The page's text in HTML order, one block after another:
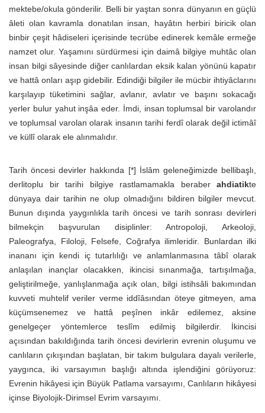
mektebe/okula gönderilir. Belli bir yaştan sonra dünyanın en güçlü
âleti olan kavramla donatılan insan, hayâtın herbiri biricik olan
binbir çeşit hâdiseleri içerisinde tecrübe edinerek kemâle ermeğe
namzet olur. Yaşamını sürdürmesi için daimâ bilgiye muhtâc olan
insan bilgi sâyesinde diğer canlılardan eksik kalan yönünü kapatır
ve hattâ onları aşıp gidebilir. Edindiği bilgiler ile mücbir ihtiyâclarını
karşılayıp tüketimini sağlar, avlanır, avlatır ve başını sokacağı
yerler bulur yahut inşâa eder. İmdi, insan toplumsal bir varolandır
ve toplumsal varolan olarak insanın tarihi ferdî olarak değil ictimâî
ve küllî olarak ele alınmalıdır.
Tarih öncesi devirler hakkında [*] İslâm geleneğimizde bellibaşlı,
derlitoplu bir tarihi bilgiye rastlamamakla beraber ahdiatikte
dünyaya dair tarihin ne olup olmadığını bildiren bilgiler mevcut.
Bunun dışında yaygınlıkla tarih öncesi ve tarih sonrası devirleri
bilmekçin başvurulan disiplinler: Antropoloji, Arkeoloji,
Paleografya, Filoloji, Felsefe, Coğrafya ilimleridir. Bunlardan ilki
inananı için kendi iç tutarlılığı ve anlamlanmasına tâbî olarak
anlaşılan inançlar olacakken, ikincisi sınanmağa, tartışılmağa,
geliştirilmeğe, yanlışlanmağa açık olan, bilgi istihsâli bakımından
kuvveti muhtelif veriler verme iddîâsından öteye gitmeyen, ama
küçümsenemez ve hattâ peşînen inkâr edilemez, aksine
genelgeçer yöntemlerce teslîm edilmiş bilgilerdir. İkincisi
açısından bakıldığında tarih öncesi devirlerin evrenin oluşumu ve
canlıların çıkışından başlatan, bir takım bulgulara dayalı verilerle,
yaygınca, iki varsayımın başlığı altında işlendiğini görüyoruz:
Evrenin hikâyesi için Büyük Patlama varsayımı, Canlıların hikâyesi
içinse Biyolojik-Dirimsel Evrim varsayımı.